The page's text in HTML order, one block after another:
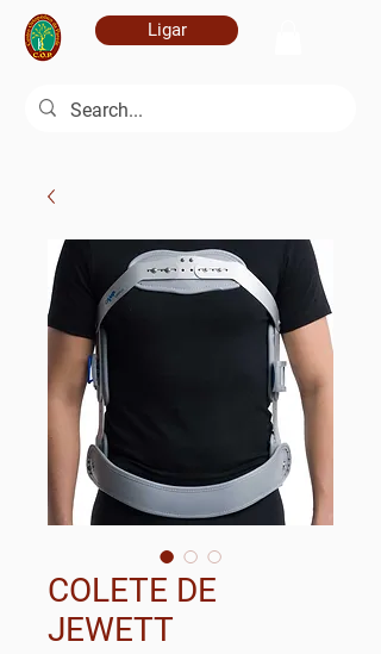
Ligar
COLETE DE
JEWETT